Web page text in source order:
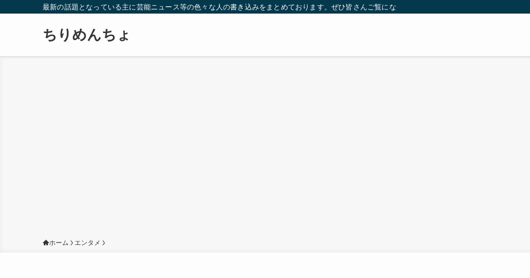
最新の話題となっている主に芸能ニュース等の色々な人の書き込みをまとめております。ぜひ皆さんご覧になっていってください。
ちりめんちょ
ホーム エンタメ